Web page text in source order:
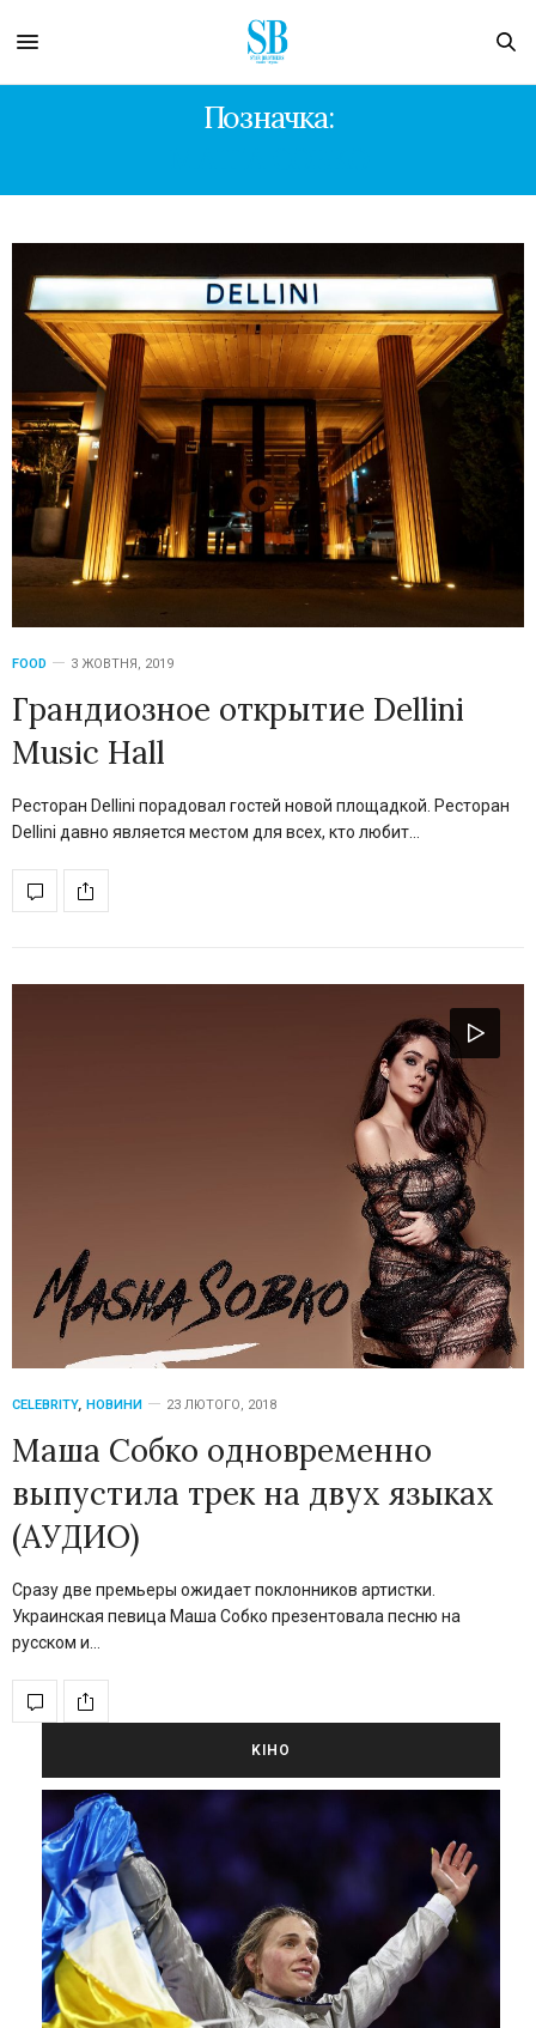
Позначка:
FOOD 3 ЖОВТНЯ, 2019
Грандиозное открытие Dellini
Music Hall
Ресторан Dellini порадовал гостей новой площадкой. Ресторан
Dellini давно является местом для всех, кто любит…
CELEBRITY, НОВИНИ 23 ЛЮТОГО, 2018
Маша Собко одновременно
выпустила трек на двух языках
(АУДИО)
Сразу две премьеры ожидает поклонников артистки.
Украинская певица Маша Собко презентовала песню на
русском и…
KIНО